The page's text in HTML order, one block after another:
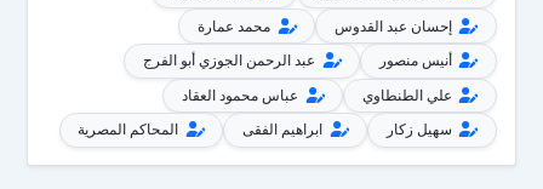
إحسان عبد القدوس
محمد عمارة
أنيس منصور
عبد الرحمن الجوزي أبو الفرج
علي الطنطاوي
عباس محمود العقاد
سهيل زكار
ابراهيم الفقى المحاكم المصرية